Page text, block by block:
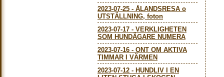
2023-07-25 - ÅLANDSRESA o
UTSTÄLLNING, foton
2023-07-17 - VERKLIGHETEN
SOM HUNDÄGARE NUMERA
2023-07-16 - ONT OM AKTIVA
TIMMAR I VÄRMEN
2023-07-12 - HUNDLIV I EN